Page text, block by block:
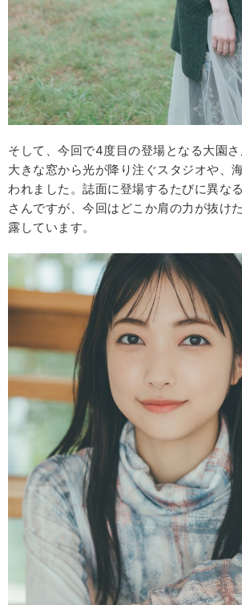
そして、今回で4度目の登場となる大園さ
大きな窓から光が降り注ぐスタジオや、
われました。誌面に登場するたびに異な
さんですが、今回はどこか肩の力が抜け
露しています。